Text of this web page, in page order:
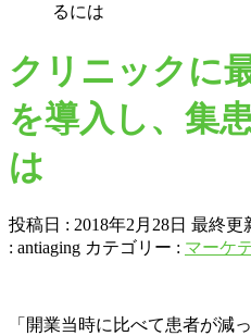
るには
クリニックに
を導入し、集
は
投稿日 : 2018年2月28日 最終更
: antiaging カテゴリー : マーケ
「開業当時に比べて患者が減